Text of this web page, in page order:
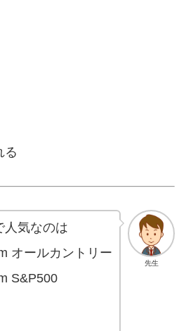
る
先生
人気なのは
オールカントリー
S&P500